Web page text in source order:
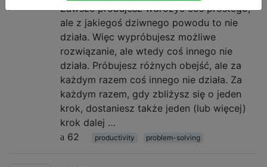
Zawsze próbujesz wdrożyć coś prostego,
ale z jakiegoś dziwnego powodu to nie
działa. Więc wypróbujesz możliwe
rozwiązanie, ale wtedy coś innego nie
działa. Próbujesz różnych obejść, ale za
każdym razem coś innego nie działa. Za
każdym razem, gdy zbliżysz się o jeden
krok, dostaniesz także jeden (lub więcej)
krok dalej …
62
productivity problem-solving